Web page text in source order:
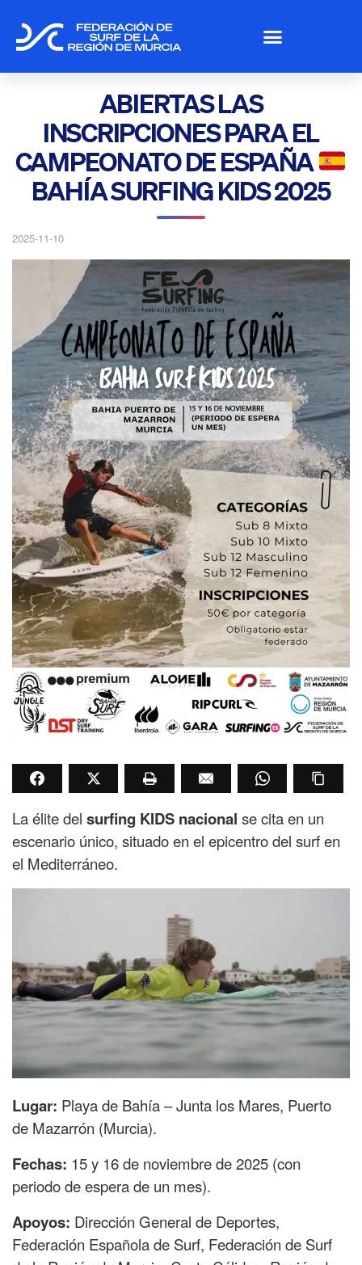
ABIERTAS LAS
INSCRIPCIONES PARA EL
CAMPEONATO DE ESPAÑA
BAHÍA SURFING KIDS 2025
2025-11-10
La élite del surfing KIDS nacional se cita en un
escenario único, situado en el epicentro del surf en
el Mediterráneo.
Lugar: Playa de Bahía – Junta los Mares, Puerto
de Mazarrón (Murcia).
Fechas: 15 y 16 de noviembre de 2025 (con
periodo de espera de un mes).
Apoyos: Dirección General de Deportes,
Federación Española de Surf, Federación de Surf